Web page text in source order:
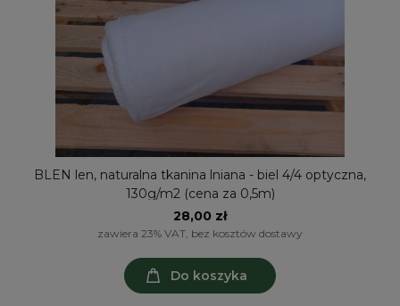
BLEN len, naturalna tkanina lniana - biel 4/4 optyczna,
130g/m2 (cena za 0,5m)
28,00 zł
zawiera 23% VAT, bez kosztów dostawy
Do koszyka